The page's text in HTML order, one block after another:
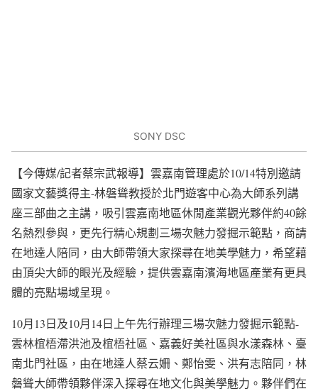
SONY DSC
【今傳媒/記者蔡宗武報導】雲嘉南管理處於10/14特別邀請
國家文藝獎得主-林磐聳教授於北門遊客中心為大師系列講
座三部曲之主講，吸引雲嘉南地區休閒產業觀光夥伴約40餘
名熱烈參與，更先行精心規劃三場次魅力發掘示範點，商請
在地達人陪同，由大師帶領大家探尋在地美學魅力，希望藉
由頂尖大師的眼光及經驗，提供雲嘉南濱海地區產業有更具
體的亮點場域呈現。
10月13日及10月14日上午先行辦理三場次魅力發掘示範點-
雲林椬梧滯洪池及椬梧社區、嘉義好美社區與水漾森林、臺
南北門社區，由在地達人蔡云姍、鄭怡雯、洪有志陪同，林
磐聳大師帶領夥伴深入探尋在地文化與美學魅力。夥伴們在